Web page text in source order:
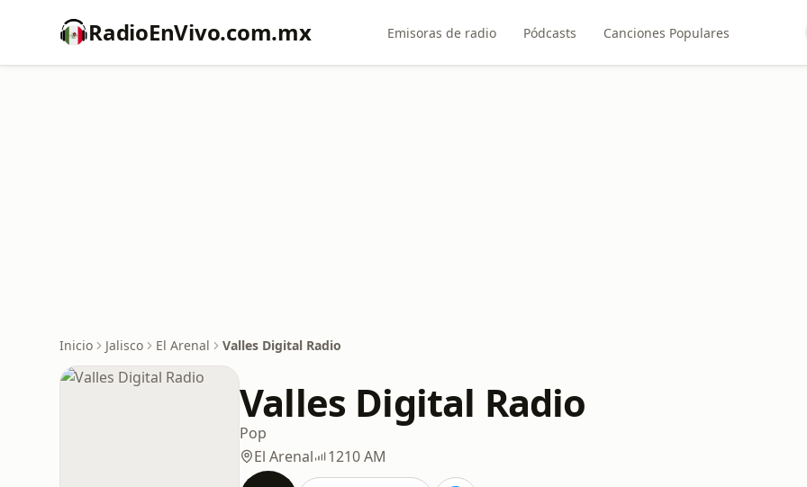
RadioEnVivo.com.mx Emisoras de radio Pódcasts Canciones Populares
Inicio Jalisco El Arenal Valles Digital Radio
Valles Digital Radio
Pop
El Arenal
1210 AM